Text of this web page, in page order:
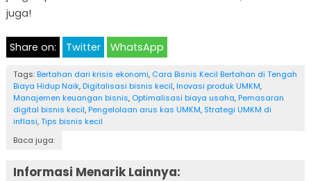
juga!
Share on: Twitter WhatsApp
Tags: Bertahan dari krisis ekonomi, Cara Bisnis Kecil Bertahan di Tengah
Biaya Hidup Naik, Digitalisasi bisnis kecil, Inovasi produk UMKM,
Manajemen keuangan bisnis, Optimalisasi biaya usaha, Pemasaran
digital bisnis kecil, Pengelolaan arus kas UMKM, Strategi UMKM di
inflasi,Tips bisnis kecil
Baca juga:
Informasi Menarik Lainnya: